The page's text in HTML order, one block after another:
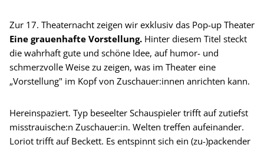
Zur 17. Theaternacht zeigen wir exklusiv das Pop-up Theater
Eine grauenhafte Vorstellung. Hinter diesem Titel steckt
die wahrhaft gute und schöne Idee, auf humor- und
schmerzvolle Weise zu zeigen, was im Theater eine
„Vorstellung" im Kopf von Zuschauer:innen anrichten kann.
Hereinspaziert. Typ beseelter Schauspieler trifft auf zutiefst
misstrauische:n Zuschauer:in. Welten treffen aufeinander.
Loriot trifft auf Beckett. Es entspinnt sich ein (zu-)packender